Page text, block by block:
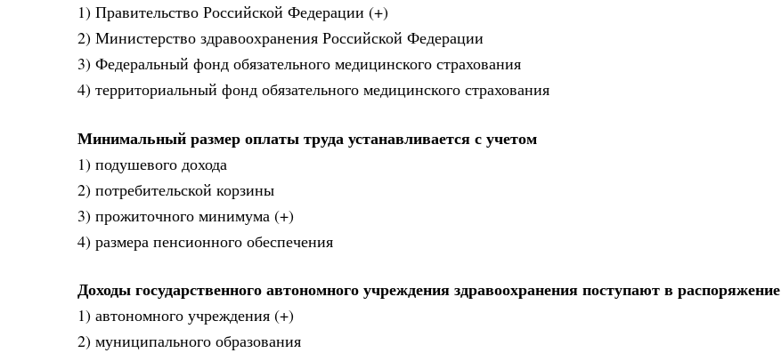
1) Правительство Российской Федерации (+)
2) Министерство здравоохранения Российской Федерации
3) Федеральный фонд обязательного медицинского страхования
4) территориальный фонд обязательного медицинского страхования
Минимальный размер оплаты труда устанавливается с учетом
1) подушевого дохода
2) потребительской корзины
3) прожиточного минимума (+)
4) размера пенсионного обеспечения
Доходы государственного автономного учреждения здравоохранения поступают в распоряжение
1) автономного учреждения (+)
2) муниципального образования